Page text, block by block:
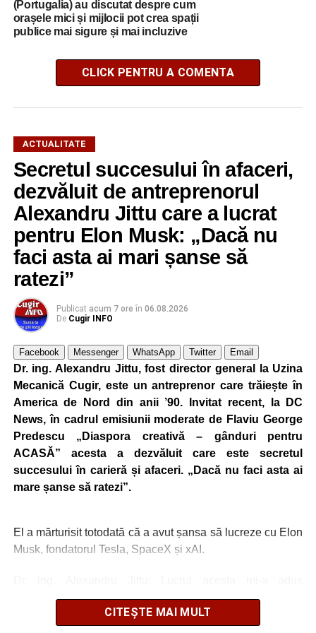
(Portugalia) au discutat despre cum
orașele mici și mijlocii pot crea spații
publice mai sigure și mai incluzive
CLICK PENTRU A COMENTA
ACTUALITATE
Secretul succesului în afaceri,
dezvăluit de antreprenorul
Alexandru Jittu care a lucrat
pentru Elon Musk: „Dacă nu
faci asta ai mari șanse să
ratezi”
Publicat acum 7 ore în 06.08.2026
De Cugir INFO
Facebook Messenger WhatsApp Twitter Email
Dr. ing. Alexandru Jittu, fost director general la Uzina
Mecanică Cugir, este un antreprenor care trăiește în
America de Nord din anii ’90. Invitat recent, la DC
News, în cadrul emisiunii moderate de Flaviu George
Predescu „Diaspora creativă – gânduri pentru
ACASĂ” acesta a dezvăluit care este secretul
succesului în carieră și afaceri. „Dacă nu faci asta ai
mare șanse să ratezi”.
El a mărturisit totodată că a avut șansa să lucreze cu Elon
Musk, fondatorul Tesla, SpaceX și xAI.
întotdeuna succes
„Nu am lucrat niciodată pentru guverne. În România am
CITEȘTE MAI MULT